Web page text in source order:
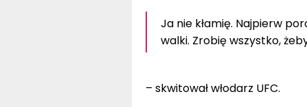
Ja nie kłamię. Najpierw
walki. Zrobię wszystko,
– skwitował włodarz UFC.